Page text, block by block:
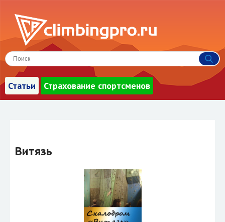
Статьи Страхование спортсменов
Витязь